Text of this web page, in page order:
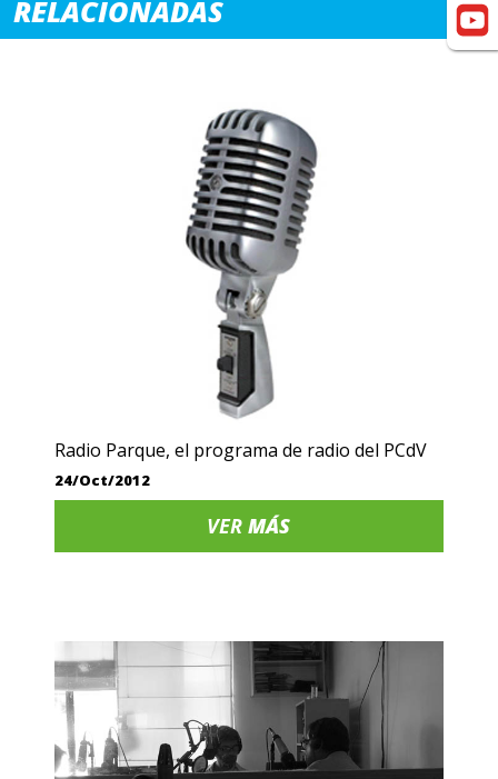
RELACIONADAS
Radio Parque, el programa de radio del PCdV
24/Oct/2012
VERMÁS